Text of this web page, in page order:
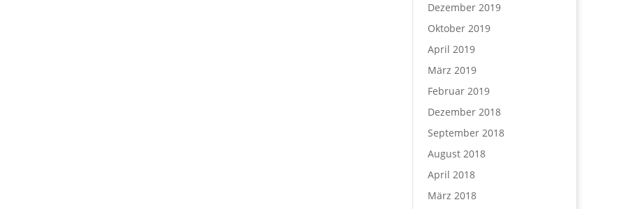
Dezember 2019
Oktober 2019
April 2019
März 2019
Februar 2019
Dezember 2018
September 2018
August 2018
April 2018
März 2018